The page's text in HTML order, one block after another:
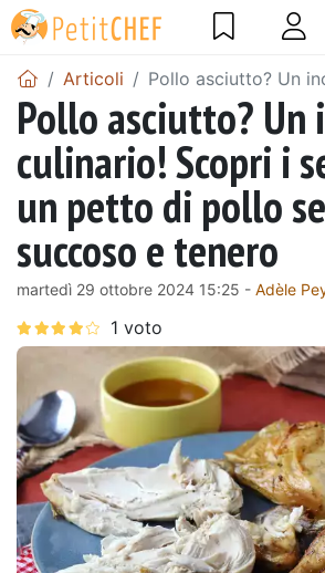
Articoli Pollo asciutto? Un
Pollo asciutto? Un
culinario! Scopri i
un petto di pollo
succoso e tenero
martedì 29 ottobre 2024 15:25 - Adèle